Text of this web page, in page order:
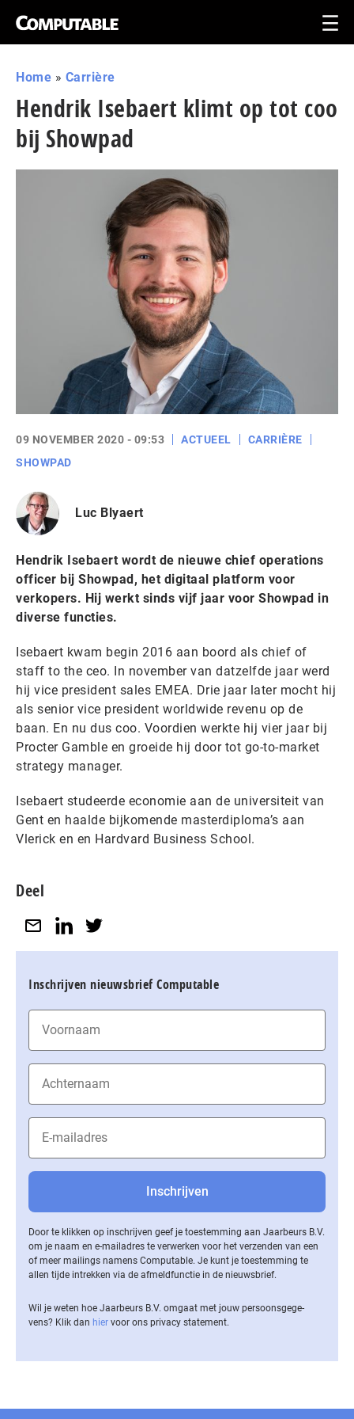
Home » Carrière
Hendrik Isebaert klimt op tot coo
bij Showpad
09 NOVEMBER 2020 - 09:53 ACTUEEL
CARRIÈRE
SHOWPAD
Luc Blyaert
Hendrik Isebaert wordt de nieuwe chief operations
officer bij Showpad, het digitaal platform voor
verkopers. Hij werkt sinds vijf jaar voor Showpad in
diverse functies.
Isebaert kwam begin 2016 aan boord als chief of
staff to the ceo. In november van datzelfde jaar werd
hij vice president sales EMEA. Drie jaar later mocht hij
als senior vice president worldwide revenu op de
baan. En nu dus coo. Voordien werkte hij vier jaar bij
Procter Gamble en groeide hij door tot go-to-market
strategy manager.
Isebaert studeerde economie aan de universiteit van
Gent en haalde bijkomende masterdiploma’s aan
Vlerick en en Hardvard Business School.
Deel
Inschrijven nieuwsbrief Computable
Door te klikken op inschrijven geef je toestemming aan Jaarbeurs B.V.
om je naam en e-mailadres te verwerken voor het verzenden van een
of meer mailings namens Computable. Je kunt je toestemming te
allen tijde intrekken via de af­meld­func­tie in de nieuwsbrief.
Wil je weten hoe Jaarbeurs B.V. omgaat met jouw per­soons­ge­ge­
vens? Klik dan hier voor ons privacy statement.